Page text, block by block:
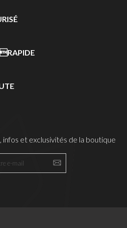
et exclusivités de la boutique